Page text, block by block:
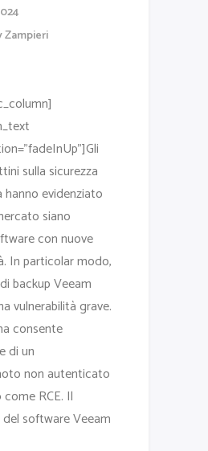
Zampieri
sulla sicurezza
evidenziato
siano
con nuove
In particolar modo,
backup Veeam
vulnerabilità grave.
consente
di un
non autenticato
RCE. Il
software Veeam